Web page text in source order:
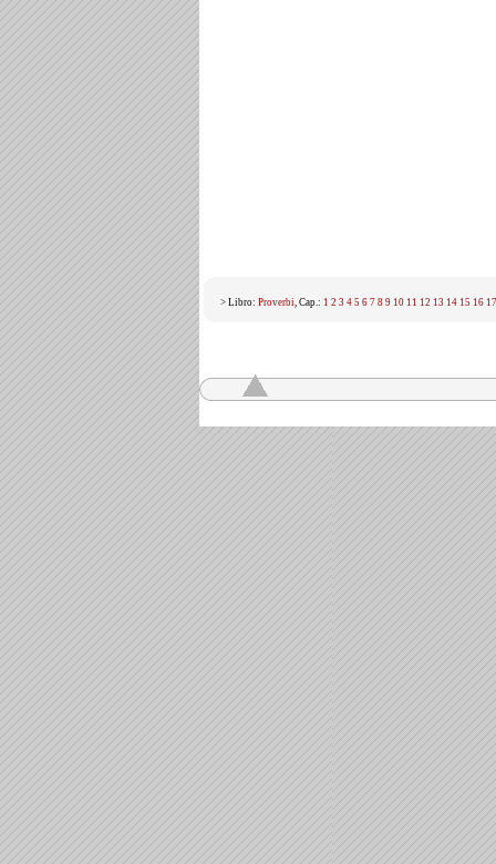
> Libro: Proverbi, Cap.: 1 2 3 4 5 6 7 8 9 10 11 12 13 14 15 16 17